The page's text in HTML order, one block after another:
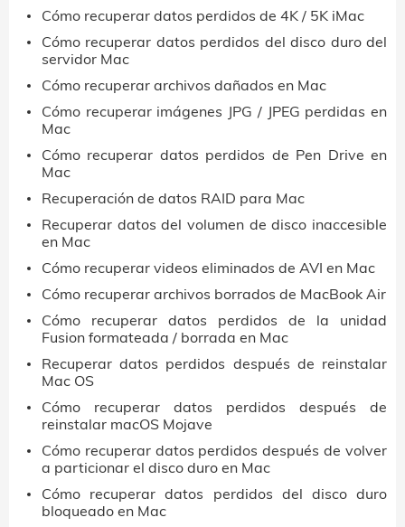
Cómo recuperar datos perdidos de 4K / 5K iMac
Cómo recuperar datos perdidos del disco duro del
servidor Mac
Cómo recuperar archivos dañados en Mac
Cómo recuperar imágenes JPG / JPEG perdidas en
Mac
Cómo recuperar datos perdidos de Pen Drive en
Mac
Recuperación de datos RAID para Mac
Recuperar datos del volumen de disco inaccesible
en Mac
Cómo recuperar videos eliminados de AVI en Mac
Cómo recuperar archivos borrados de MacBook Air
Cómo recuperar datos perdidos de la unidad
Fusion formateada / borrada en Mac
Recuperar datos perdidos después de reinstalar
Mac OS
Cómo recuperar datos perdidos después de
reinstalar macOS Mojave
Cómo recuperar datos perdidos después de volver
a particionar el disco duro en Mac
Cómo recuperar datos perdidos del disco duro
bloqueado en Mac